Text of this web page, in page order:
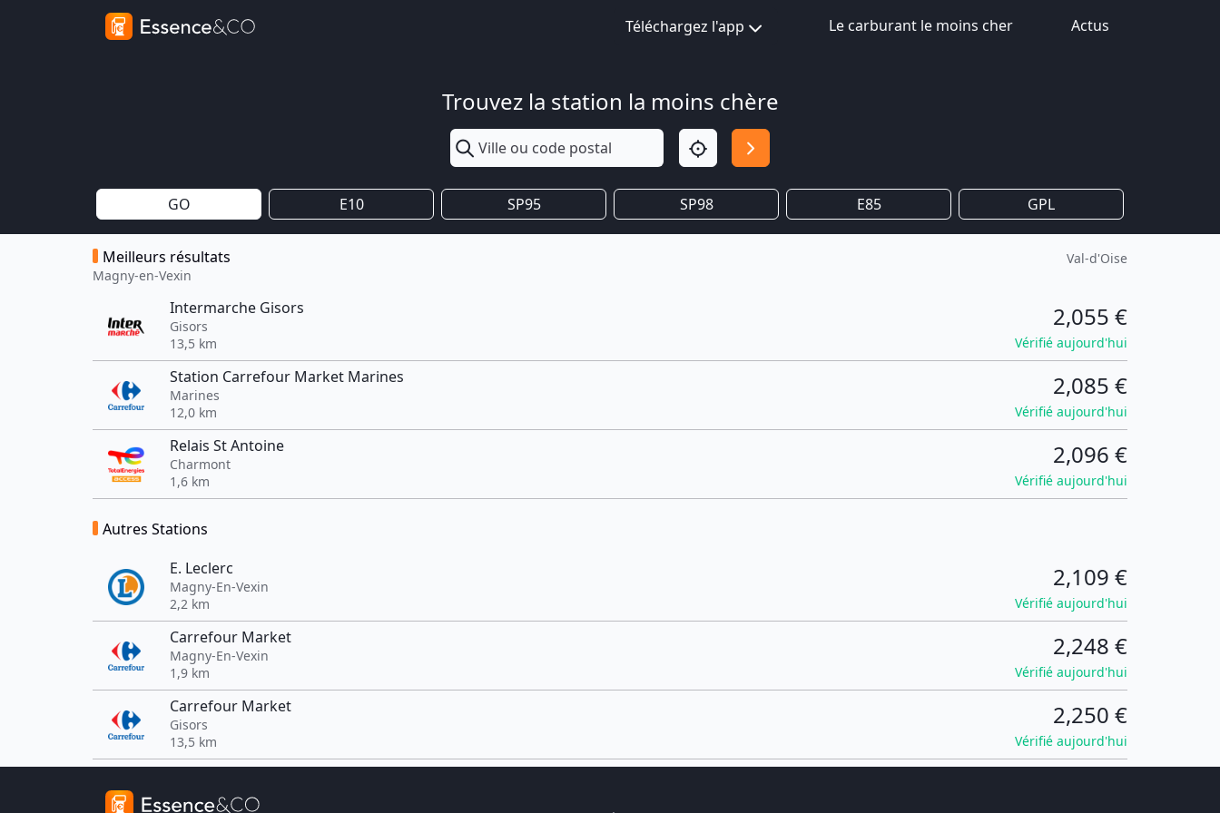
Téléchargez l'app Le carburant le moins cher Actus
Trouvez la station la moins chère
GO E10 SP95 SP98 E85 GPL
Meilleurs résultats
Magny-en-Vexin
Val-d'Oise
Intermarche Gisors
Gisors
13,5 km
2,055 €
Vérifié aujourd'hui
Station Carrefour Market Marines
Marines
12,0 km
2,085 €
Vérifié aujourd'hui
Relais St Antoine
Charmont
1,6 km
2,096 €
Vérifié aujourd'hui
Autres Stations
E. Leclerc
Magny-En-Vexin
2,2 km
2,109 €
Vérifié aujourd'hui
Carrefour Market
Magny-En-Vexin
1,9 km
2,248 €
Vérifié aujourd'hui
Carrefour Market
Gisors
13,5 km
2,250 €
Vérifié aujourd'hui